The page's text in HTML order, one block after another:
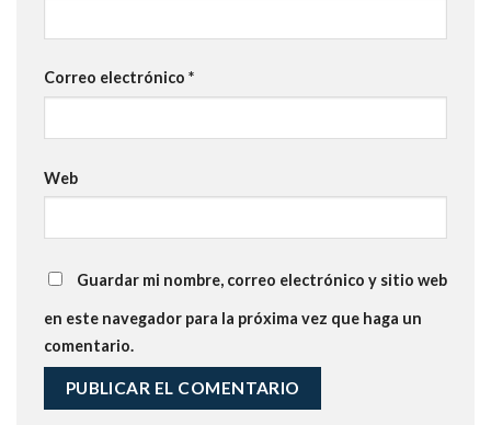
Correo electrónico *
Web
Guardar mi nombre, correo electrónico y sitio web
en este navegador para la próxima vez que haga un
comentario.